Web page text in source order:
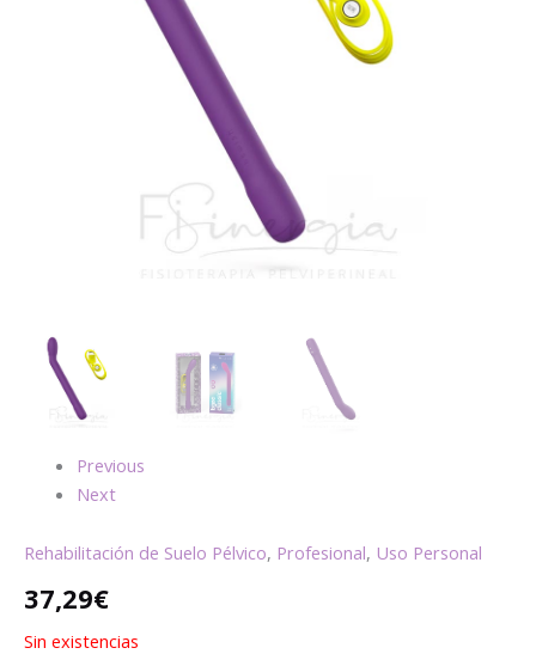
Previous
Next
Rehabilitación de Suelo Pélvico, Profesional, Uso Personal
37,29€
Sin existencias